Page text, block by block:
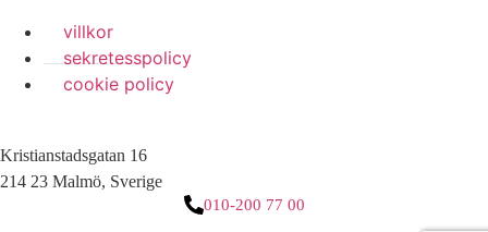
villkor
sekretesspolicy
cookie policy
Kristianstadsgatan 16
214 23 Malmö, Sverige
010-200 77 00